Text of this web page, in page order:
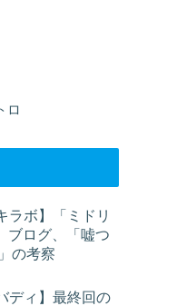
ロ
ラボ】「ミドリ
ブログ、「嘘つ
の考察
ディ】最終回の